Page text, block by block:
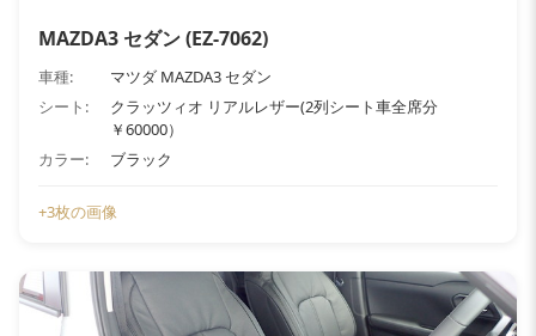
MAZDA3 セダン (EZ-7062)
車種:
マツダ MAZDA3 セダン
シート:
クラッツィオ リアルレザー(2列シート車全席分
￥60000）
カラー:
ブラック
+3枚の画像